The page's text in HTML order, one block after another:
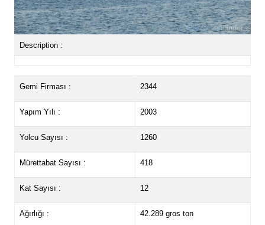
Description :
Gemi Firması : 2344
Yapım Yılı : 2003
Yolcu Sayısı : 1260
Mürettabat Sayısı : 418
Kat Sayısı : 12
Ağırlığı : 42.289 gros ton